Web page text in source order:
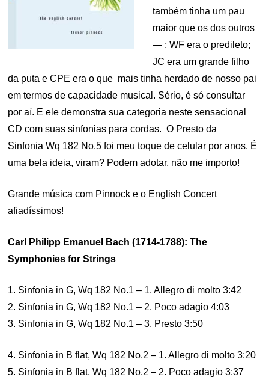
também tinha um pau
maior que os dos outros
— ; WF era o predileto;
JC era um grande filho
da puta e CPE era o que mais tinha herdado de nosso pai
em termos de capacidade musical. Sério, é só consultar
por aí. E ele demonstra sua categoria neste sensacional
CD com suas sinfonias para cordas. O Presto da
Sinfonia Wq 182 No.5 foi meu toque de celular por anos. É
uma bela ideia, viram? Podem adotar, não me importo!
Grande música com Pinnock e o English Concert
afiadíssimos!
Carl Philipp Emanuel Bach (1714-1788): The
Symphonies for Strings
1. Sinfonia in G, Wq 182 No.1 – 1. Allegro di molto 3:42
2. Sinfonia in G, Wq 182 No.1 – 2. Poco adagio 4:03
3. Sinfonia in G, Wq 182 No.1 – 3. Presto 3:50
4. Sinfonia in B flat, Wq 182 No.2 – 1. Allegro di molto 3:20
5. Sinfonia in B flat, Wq 182 No.2 – 2. Poco adagio 3:37